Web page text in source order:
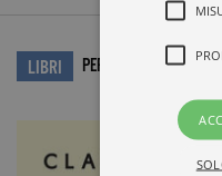
LIBRI PER APPROFONDIRE…